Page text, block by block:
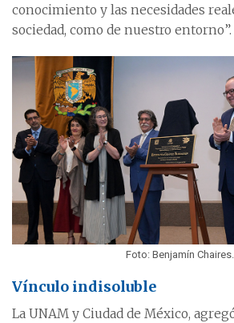
conocimiento y las necesidades
sociedad, como de nuestro entorno”.
Foto: Benjamín Chaires.
Vínculo indisoluble
La UNAM y Ciudad de México,